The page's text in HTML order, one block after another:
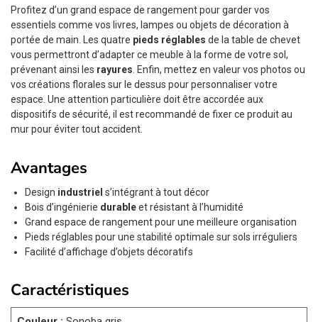
Profitez d’un grand espace de rangement pour garder vos
essentiels comme vos livres, lampes ou objets de décoration à
portée de main. Les quatre pieds réglables de la table de chevet
vous permettront d’adapter ce meuble à la forme de votre sol,
prévenant ainsi les rayures. Enfin, mettez en valeur vos photos ou
vos créations florales sur le dessus pour personnaliser votre
espace. Une attention particulière doit être accordée aux
dispositifs de sécurité, il est recommandé de fixer ce produit au
mur pour éviter tout accident.
Avantages
Design industriel s’intégrant à tout décor
Bois d’ingénierie durableet résistant à l’humidité
Grand espace de rangement pour une meilleure organisation
Pieds réglables pour une stabilité optimale sur sols irréguliers
Facilité d’affichage d’objets décoratifs
Caractéristiques